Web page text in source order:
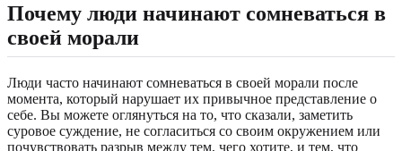
Почему люди начинают сомневаться в
своей морали
Люди часто начинают сомневаться в своей морали после
момента, который нарушает их привычное представление о
себе. Вы можете оглянуться на то, что сказали, заметить
суровое суждение, не согласиться со своим окружением или
почувствовать разрыв между тем, чего хотите, и тем, что